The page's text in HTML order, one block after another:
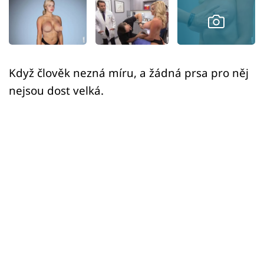
Sledujte nás
Když člověk nezná míru, a žádná prsa pro něj
nejsou dost velká.